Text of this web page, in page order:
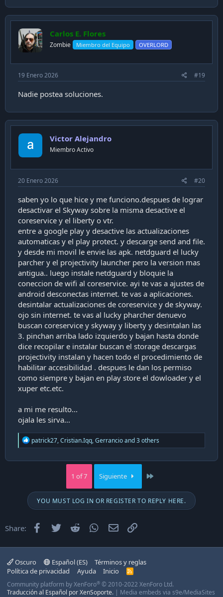
Carlos E. Flores
Zombie Miembro del Equipo OVERLORD
19 Enero 2026 #19
Nadie postea soluciones.
Victor Alejandro
Miembro Activo
20 Enero 2026 #20
saben yo lo que hice y me funciono.despues de lograr
desactivar el Skyway sobre la misma desactive el
coreservice y el liberty o vtr.
entre a google play y desactive las actualizaciones
automaticas y el play protect. y descarge send and file.
y desde mi movil le envie las apk. netdguard el lucky
parcher y el projectivity launcher pero la version mas
antigua.. luego instale netdguard y bloquie la
coneccion de wifi al coreservice. ayi te vas a ajustes de
android desconectas internet. te vas a aplicaciones.
desintalar actualizaciones de coreservice y de skyway.
ojo sin internet. te vas al lucky pharcher denuevo
buscan coreservice y skyway y liberty y desintalan las
3. pinchan arriba lado izquierdo y bajan hasta donde
dice recopilar e instalar buscan el storage descargas
projectivity instalan y hacen todo el procedimiento de
habilitar accesibilidad . despues le dan los permiso
como siempre y bajan en play store el dowloader y el
xuper etc.etc.
a mi me resulto...
ojala les sirva...
R
e
c
n
:
patrick27,Cristian.Iqq,Gerrancioand 3 others
1 of 7 Siguiente
YOU MUST LOG IN OR REGISTER TO REPLY HERE.
Share: Facebook
Twitter Reddit WhatsApp
Email
Oscuro Español (ES)
Términos y reglas
Política de privacidad
Ayuda Inicio
R
S
Community platform by XenForo® © 2010-2022 XenForo Ltd.
Traducción al Español por XenSoporte. | Media embeds via s9e/MediaSites